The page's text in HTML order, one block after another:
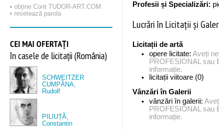
• obține Cont TUDOR‑ART.COM
• resetează parola
CEI MAI OFERTAȚI
în casele de licitații (România)
SCHWEITZER
CUMPĂNA,
Rudolf
PILIUȚĂ,
Constantin
Profesii și Specializări:
Lucrări în Licitații și
Licitații de artă
opere licitate:Aveți
PROFESIONAL sau
informație.
licitații viitoare (0)
Vânzări în Galerii
vânzări în galerii:
PROFESIONAL sau
informație.